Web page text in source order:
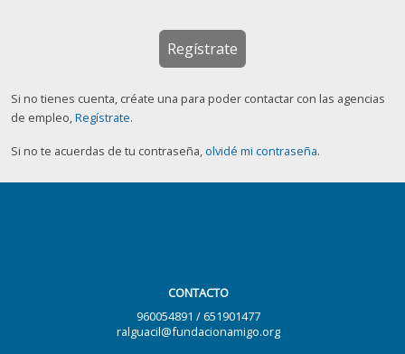
Regístrate
Si no tienes cuenta, créate una para poder contactar con las agencias
de empleo,Regístrate.
Si no te acuerdas de tu contraseña, olvidé mi contraseña.
CONTACTO
960054891 / 651901477
ralguacil@fundacionamigo.org